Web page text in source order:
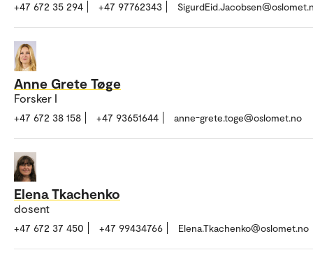
+47 672 35 294 +47 97762343
Anne Grete Tøge
Forsker I
+47 672 38 158 +47 93651644 anne-grete.toge@oslomet.no
Elena Tkachenko
dosent
+47 672 37 450 +47 99434766 Elena.Tkachenko@oslomet.no